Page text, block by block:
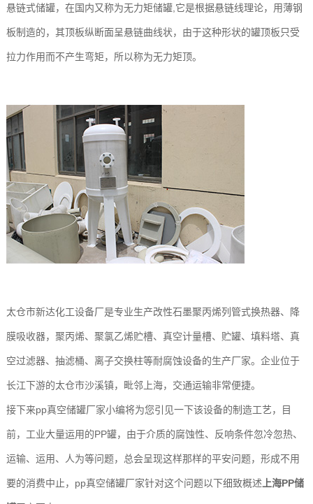
悬链式储罐，在国内又称为无力矩储罐,它是根据悬链线理论，用薄钢
板制造的，其顶板纵断面呈悬链曲线状，由于这种形状的罐顶板只受
拉力作用而不产生弯矩，所以称为无力矩顶。
太仓市新达化工设备厂是专业生产改性石墨聚丙烯列管式换热器、降
膜吸收器，聚丙烯、聚氯乙烯贮槽、真空计量槽、贮罐、填料塔、真
空过滤器、抽滤桶、离子交换柱等耐腐蚀设备的生产厂家。企业位于
长江下游的太仓市沙溪镇，毗邻上海，交通运输非常便捷。
接下来pp真空储罐厂家小编将为您引见一下该设备的制造工艺，目
前，工业大量运用的PP罐，由于介质的腐蚀性、反响条件忽冷忽热、
运输、运用、人为等问题，总会呈现这样那样的平安问题，形成不用
要的消费中止，pp真空储罐厂家针对这个问题以下细致概述 上海PP储